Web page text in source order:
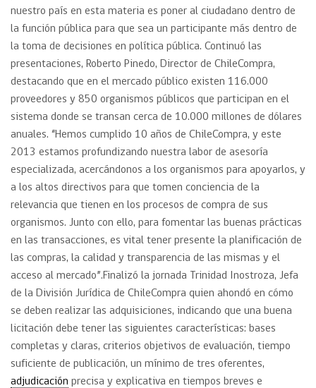
nuestro país en esta materia es poner al ciudadano dentro de
la función pública para que sea un participante más dentro de
la toma de decisiones en política pública. Continuó las
presentaciones, Roberto Pinedo, Director de ChileCompra,
destacando que en el mercado público existen 116.000
proveedores y 850 organismos públicos que participan en el
sistema donde se transan cerca de 10.000 millones de dólares
anuales. “Hemos cumplido 10 años de ChileCompra, y este
2013 estamos profundizando nuestra labor de asesoría
especializada, acercándonos a los organismos para apoyarlos, y
a los altos directivos para que tomen conciencia de la
relevancia que tienen en los procesos de compra de sus
organismos. Junto con ello, para fomentar las buenas prácticas
en las transacciones, es vital tener presente la planificación de
las compras, la calidad y transparencia de las mismas y el
acceso al mercado”.Finalizó la jornada Trinidad Inostroza, Jefa
de la División Jurídica de ChileCompra quien ahondó en cómo
se deben realizar las adquisiciones, indicando que una buena
licitación debe tener las siguientes características: bases
completas y claras, criterios objetivos de evaluación, tiempo
suficiente de publicación, un mínimo de tres oferentes,
adjudicación precisa y explicativa en tiempos breves e